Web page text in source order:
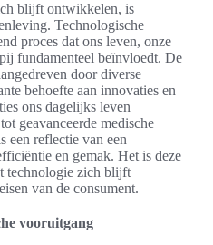
blijft ontwikkelen, is
Technologische
proces dat ons leven, onze
fundamenteel beïnvloedt. De
door diverse
behoefte aan innovaties en
ons dagelijks leven
geavanceerde medische
een reflectie van een
en gemak. Het is deze
technologie zich blijft
van de consument.
vooruitgang